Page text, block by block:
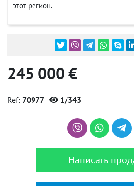
этот регион.
245 000 €
Ref: 70977 1/343
Написать